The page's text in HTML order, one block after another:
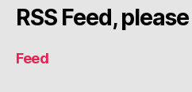
RSS Feed,
Feed